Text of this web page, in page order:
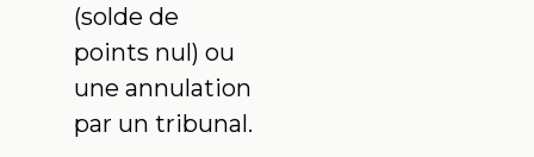
(solde de
points nul) ou
une annulation
par un tribunal.